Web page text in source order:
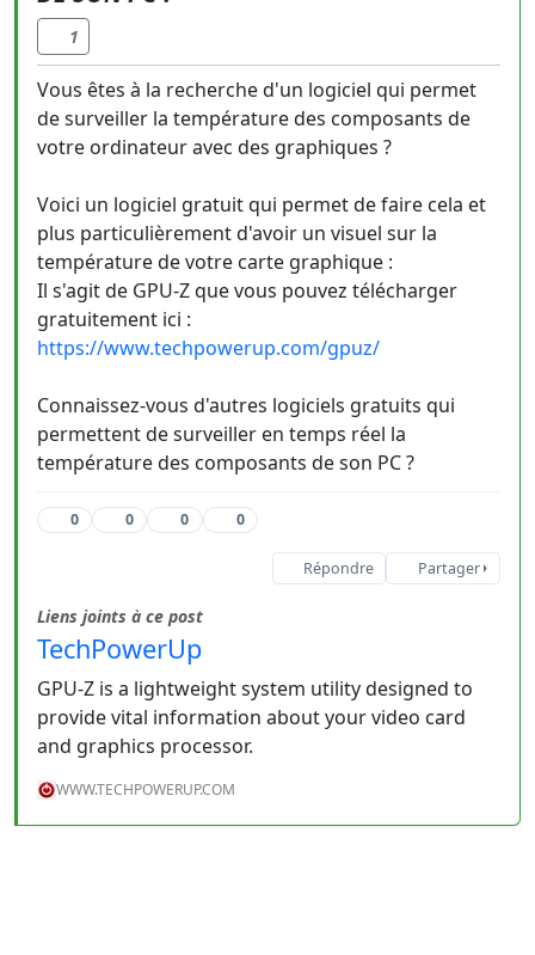
1
Vous êtes à la recherche d'un logiciel qui permet
de surveiller la température des composants de
votre ordinateur avec des graphiques ?
Voici un logiciel gratuit qui permet de faire cela et
plus particulièrement d'avoir un visuel sur la
température de votre carte graphique :
Il s'agit de GPU-Z que vous pouvez télécharger
gratuitement ici :
https://www.techpowerup.com/gpuz/
Connaissez-vous d'autres logiciels gratuits qui
permettent de surveiller en temps réel la
température des composants de son PC ?
0 0 0 0
Répondre Partager
Liens joints à ce post
TechPowerUp
GPU-Z is a lightweight system utility designed to
provide vital information about your video card
and graphics processor.
WWW.TECHPOWERUP.COM